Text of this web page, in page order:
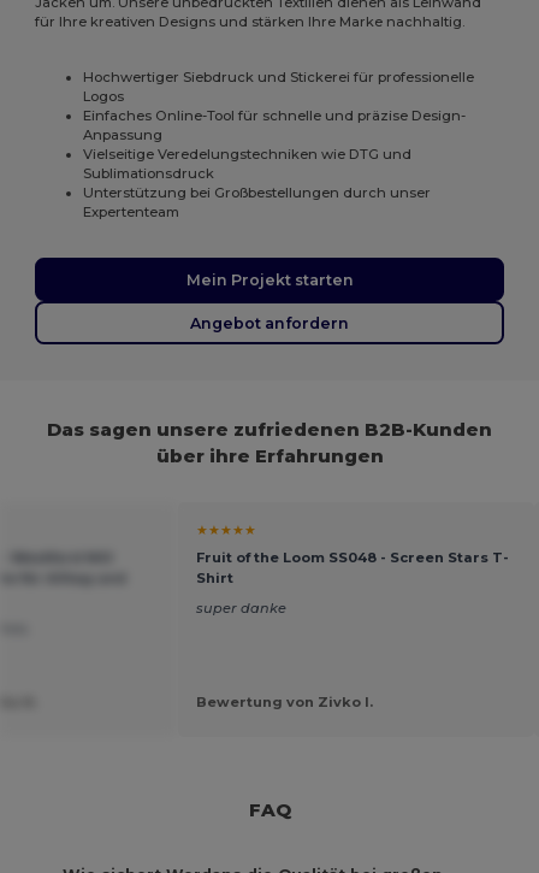
für Ihre kreativen Designs und stärken Ihre Marke nachhaltig.
Hochwertiger Siebdruck und Stickerei für professionelle
Logos
Einfaches Online-Tool für schnelle und präzise Design-
Anpassung
Vielseitige Veredelungstechniken wie DTG und
Sublimationsdruck
Unterstützung bei Großbestellungen durch unser
Expertenteam
Mein Projekt starten
Angebot anfordern
Das sagen unsere zufriedenen B2B-Kunden
über ihre Erfahrungen
★★★★★
Fruit of the Loom SS048 - Screen Stars T-
Shirt
super danke
Bewertung von Zivko I.
FAQ